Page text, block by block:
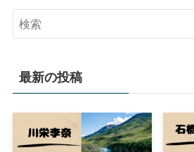
最新の投稿